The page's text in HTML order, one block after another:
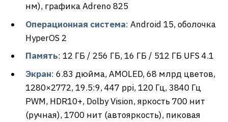
нм), графика Adreno 825
Операционная система: Android 15, оболочка
HyperOS 2
Память: 12 ГБ / 256 ГБ, 16 ГБ / 512 ГБ UFS 4.1
Экран: 6.83 дюйма, AMOLED, 68 млрд цветов,
1280×2772, 19.5:9, 447 ppi, 120 Гц, 3840 Гц
PWM, HDR10+, Dolby Vision, яркость 700 нит
(ручная), 1700 нит (автояркость), пиковая